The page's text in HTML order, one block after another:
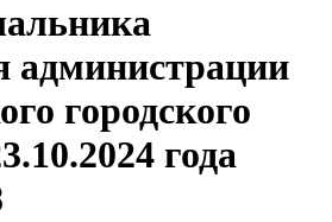
администрации
городского
года